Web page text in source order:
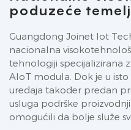
poduzeće
Guangdong Joinet Iot
nacionalna
tehnologiji specijalizirana
AIoT modula. Dok je u
uređaja također predan
usluga podrške
omogućili da bolje služe